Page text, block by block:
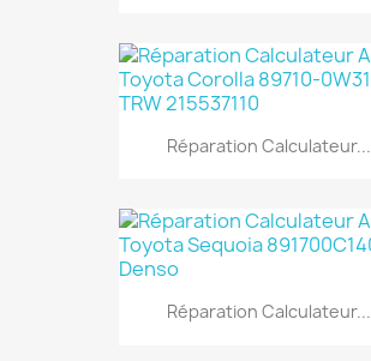
Réparation Calculateur...
Réparation Calculateur...